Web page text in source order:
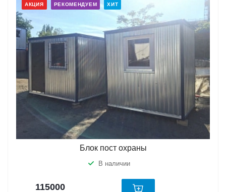
АКЦИЯ РЕКОМЕНДУЕМ ХИТ
Блок пост охраны
В наличии
115000